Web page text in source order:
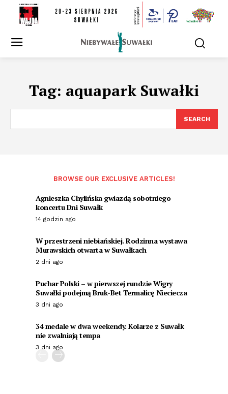
Tag: aquapark Suwałki
SEARCH
BROWSE OUR EXCLUSIVE ARTICLES!
Agnieszka Chylińska gwiazdą sobotniego
koncertu Dni Suwałk
14 godzin ago
W przestrzeni niebiańskiej. Rodzinna wystawa
Murawskich otwarta w Suwałkach
2 dni ago
Puchar Polski – w pierwszej rundzie Wigry
Suwałki podejmą Bruk-Bet Termalicę Nieciecza
3 dni ago
34 medale w dwa weekendy. Kolarze z Suwałk
nie zwalniają tempa
3 dni ago